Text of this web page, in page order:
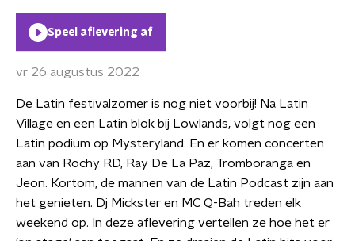
Speel aflevering af
vr 26 augustus 2022
De Latin festivalzomer is nog niet voorbij! Na Latin
Village en een Latin blok bij Lowlands, volgt nog een
Latin podium op Mysteryland. En er komen concerten
aan van Rochy RD, Ray De La Paz, Tromboranga en
Jeon. Kortom, de mannen van de Latin Podcast zijn aan
het genieten. Dj Mickster en MC Q-Bah treden elk
weekend op. In deze aflevering vertellen ze hoe het er